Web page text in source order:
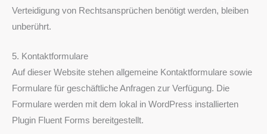
Verteidigung von Rechtsansprüchen benötigt werden, bleiben
unberührt.
5. Kontaktformulare
Auf dieser Website stehen allgemeine Kontaktformulare sowie
Formulare für geschäftliche Anfragen zur Verfügung. Die
Formulare werden mit dem lokal in WordPress installierten
Plugin Fluent Forms bereitgestellt.